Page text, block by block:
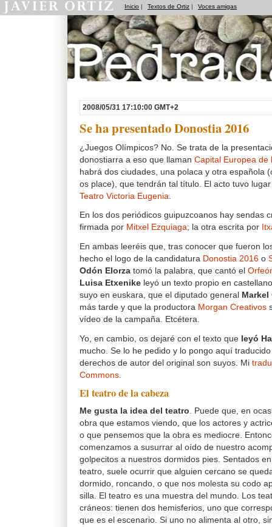
Inicio | Textos de Ortiz | Voces amigas
2008/05/31 17:10:00 GMT+2
Se ha presentado Donostia 2016
¿Juegos Olímpicos? No. Se trata de la
donostiarra a eso que llaman Capital Europea de
habrá dos ciudades, una polaca y otra española
os place), que tendrán tal título. El acto tuvo
Teatro Victoria Eugenia
En los dos periódicos guipuzcoanos hay sendas
firmada por Mitxel Ezquiaga; la otra escrita por
En ambas leeréis que, tras conocer que fueron
hecho el logo de la candidatura Donostia 2016 o
Odón Elorza tomó la palabra, que cantó el
Luisa Etxenike leyó un texto propio en
suyo en euskara, que el diputado general Markel
más tarde y que la productora Morgan Creativos
vídeo de la campaña. Etcétera.
Yo, en cambio, os dejaré con el texto que leyó
mucho. Se lo he pedido y lo pongo aquí
derechos de autor del original son suyos. Mi
Commons
El teatro de la cabeza
Me gusta la idea del teatro. Puede que, en
obra que estamos viendo, que los actores y
o que pensemos que la obra es mediocre.
comenzamos a susurrar al oído de nuestro
golpecitos a nuestros dormidos pies. Sentados
teatro, suele ocurrir que alguien cercano se
dormido, roncando, o que nos molesta su codo
silla. El teatro es una muestra del mundo. Los
cráneos: tienen dos hemisferios, uno que
que es el escenario. Si uno no alimenta al otro,